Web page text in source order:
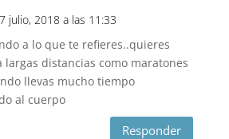
julio, 2018 a las 11:33
a lo que te refieres..quieres
largas distancias como maratones
llevas mucho tiempo
al cuerpo
Responder